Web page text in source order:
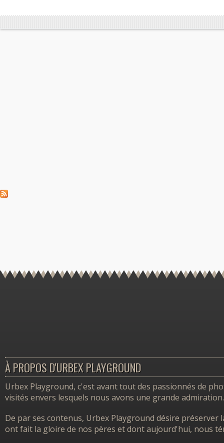
À PROPOS D'URBEX PLAYGROUND
Urbex Playground, c'est avant tout des passionnés de
visités envers lesquels nous avons une grande admiration.
De par ses contenus, Urbex Playground désire
ont fait la gloire de nos pères et dont aujourd'hui, nous